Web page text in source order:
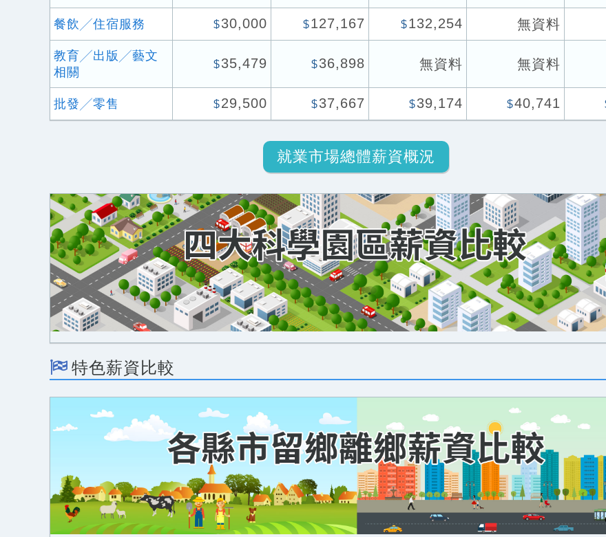
餐飲╱住宿服務 $30,000 $127,167 $132,254 無資料
教育╱出版╱藝文
相關
$35,479 $36,898 無資料 無資料
批發╱零售 $29,500 $37,667 $39,174 $40,741
就業市場總體薪資概況
特色薪資比較